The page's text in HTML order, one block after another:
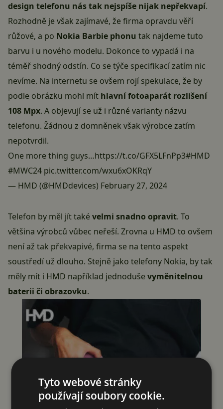
design telefonu nás tak nejspíše nijak nepřekvapí.
Rozhodně je však zajímavé, že firma opravdu věří
růžové, a po Nokia Barbie phonu tak najdeme tuto
barvu i u nového modelu. Dokonce to vypadá i na
téměř shodný odstín. Co se týče specifikací zatím nic
nevíme. Na internetu se ovšem rojí spekulace, že by
podle obrázku mohl mít hlavní fotoaparát rozlišení
108 Mpx. A objevují se už i různé varianty názvu
telefonu. Žádnou z domněnek však výrobce zatím
nepotvrdil.
One more thing guys…https://t.co/GFX5LFnPp3#HMD
#MWC24 pic.twitter.com/wxu6xOKRqY
— HMD (@HMDdevices) February 27, 2024
Telefon by měl jít takévelmi snadno opravit. To
většina výrobců vůbec neřeší. Zrovna u HMD to ovšem
není až tak překvapivé, firma se na tento aspekt
soustředí už dlouho. Stejně jako telefony Nokia, by tak
měly mít i HMD například jednoduševyměnitelnou
baterii či obrazovku.
Tyto webové stránky
používají soubory cookie.